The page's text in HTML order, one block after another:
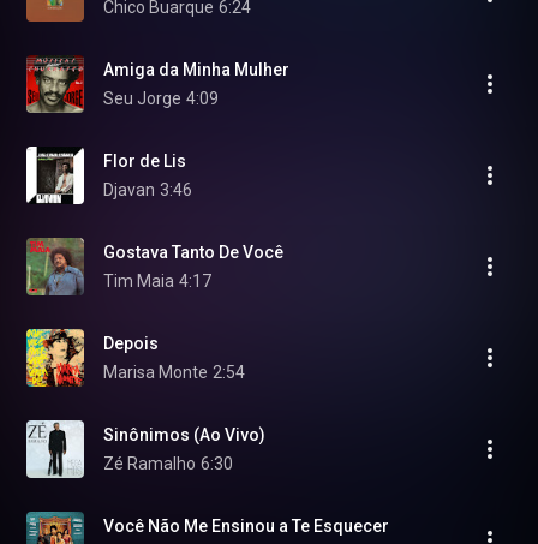
Chico Buarque 6:24
Amiga da Minha Mulher
Seu Jorge 4:09
Flor de Lis
Djavan 3:46
Gostava Tanto De Você
Tim Maia 4:17
Depois
Marisa Monte 2:54
Sinônimos (Ao Vivo)
Zé Ramalho 6:30
Você Não Me Ensinou a Te Esquecer